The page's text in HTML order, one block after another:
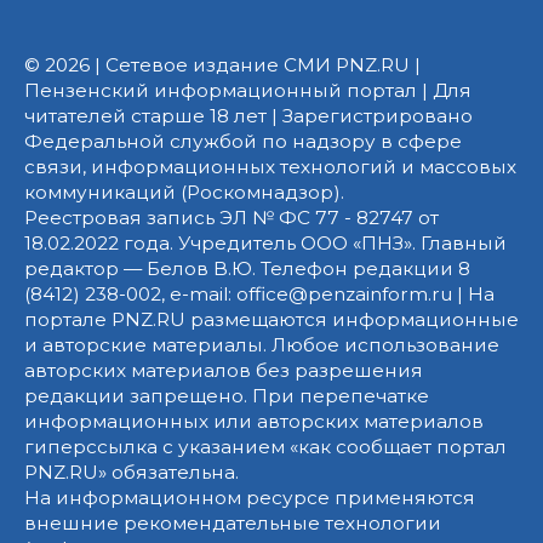
© 2026 | Сетевое издание СМИ PNZ.RU |
Пензенский информационный портал | Для
читателей старше 18 лет | Зарегистрировано
Федеральной службой по надзору в сфере
связи, информационных технологий и массовых
коммуникаций (Роскомнадзор).
Реестровая запись ЭЛ № ФС 77 - 82747 от
18.02.2022 года. Учредитель ООО «ПНЗ». Главный
редактор — Белов В.Ю. Телефон редакции 8
(8412) 238-002, e-mail: office@penzainform.ru | На
портале PNZ.RU размещаются информационные
и авторские материалы. Любое использование
авторских материалов без разрешения
редакции запрещено. При перепечатке
информационных или авторских материалов
гиперссылка с указанием «как сообщает портал
PNZ.RU» обязательна.
На информационном ресурсе применяются
внешние рекомендательные технологии